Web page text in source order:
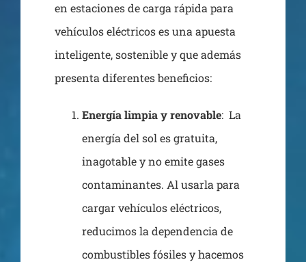
en estaciones de carga rápida para
vehículos eléctricos es una apuesta
inteligente, sostenible y que además
presenta diferentes beneficios:
Energía limpia y renovable: La
energía del sol es gratuita,
inagotable y no emite gases
contaminantes. Al usarla para
cargar vehículos eléctricos,
reducimos la dependencia de
combustibles fósiles y hacemos